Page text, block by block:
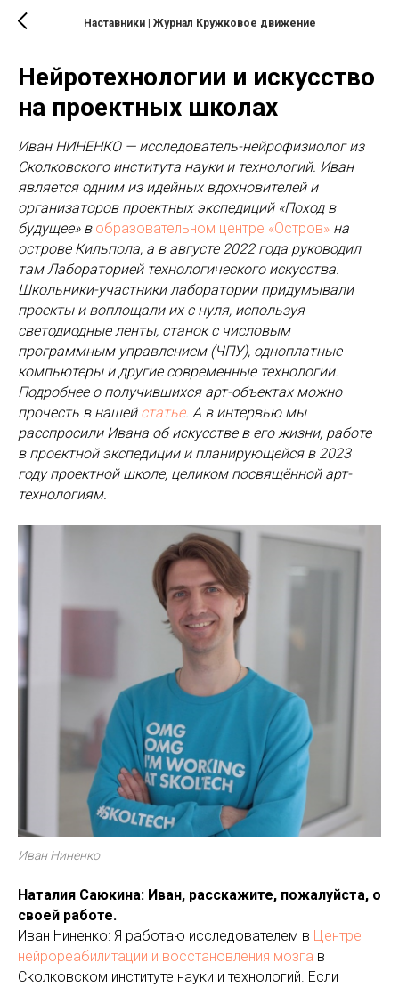
Наставники | Журнал Кружковое движение
Нейротехнологии и искусство
на проектных школах
Иван НИНЕНКО — исследователь-нейрофизиолог из
Сколковского института науки и технологий. Иван
является одним из идейных вдохновителей и
организаторов проектных экспедиций «Поход в
будущее» в образовательном центре «Остров» на
острове Кильпола, а в августе 2022 года руководил
там Лабораторией технологического искусства.
Школьники-участники лаборатории придумывали
проекты и воплощали их с нуля, используя
светодиодные ленты, станок с числовым
программным управлением (ЧПУ), одноплатные
компьютеры и другие современные технологии.
Подробнее о получившихся арт-объектах можно
прочесть в нашейстатье. А в интервью мы
расспросили Ивана об искусстве в его жизни, работе
в проектной экспедиции и планирующейся в 2023
году проектной школе, целиком посвящённой арт-
технологиям.
Иван Ниненко
Наталия Саюкина: Иван, расскажите, пожалуйста, о
своей работе.
Иван Ниненко: Я работаю исследователем в Центре
нейрореабилитации и восстановления мозга в
Сколковском институте науки и технологий. Если